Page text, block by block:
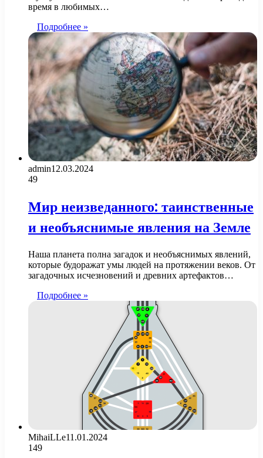
время в любимых…
Подробнее »
admin12.03.2024
49
Мир неизведанного: таинственные
и необъяснимые явления на Земле
Наша планета полна загадок и необъяснимых явлений,
которые будоражат умы людей на протяжении веков. От
загадочных исчезновений и древних артефактов…
Подробнее »
MihaiLLe11.01.2024
149